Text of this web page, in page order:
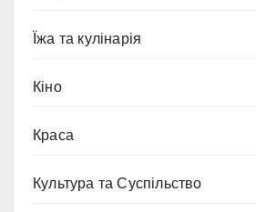
Їжа та кулінарія
Кіно
Краса
Культура та Суспільство